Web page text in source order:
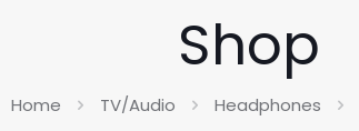
Shop
Home TV/Audio Headphones